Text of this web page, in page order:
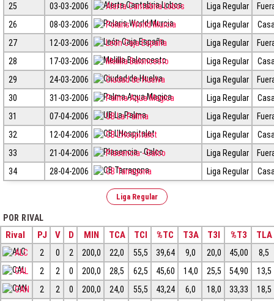
25
03-03-2006 Alerta Cantabria Lobos Liga Regular
26
08-03-2006 Polaris World Murcia Liga Regular
27
12-03-2006 León Caja España Liga Regular
28
17-03-2006 Melilla Baloncesto Liga Regular
29
24-03-2006 Ciudad de Huelva Liga Regular
30
31-03-2006 Palma Aqua Magica Liga Regular
31
07-04-2006 UB La Palma Liga Regular
32
12-04-2006 CB L'Hospitalet Liga Regular
33
21-04-2006 Plasencia - Galco Liga Regular
34
28-04-2006 CB Tarragona Liga Regular
Liga Regular
POR RIVAL
Rival PJ V D MIN TCA TCI %TC T3A T3I %T3 TLA
ALC 2 0 2 200,0 22,0 55,5 39,64 9,0 20,0 45,00
8,5
CAL
2 2 0 200,0 28,5 62,5 45,60 14,0 25,5 54,90
13,5
CAN
2 2 0 200,0 24,0 55,5 43,24 6,0 18,0 33,33
18,5